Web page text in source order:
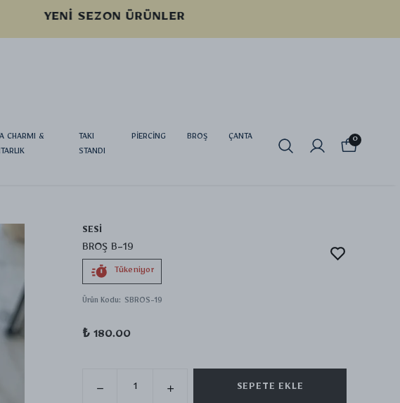
CHARMI &
TAKI
STANDI
PİERCİNG BROŞ ÇANTA 0
SESİ
BROŞ B-19
Tükeniyor
Ürün Kodu: SBROS-19
₺ 180.00
SEPETE EKLE